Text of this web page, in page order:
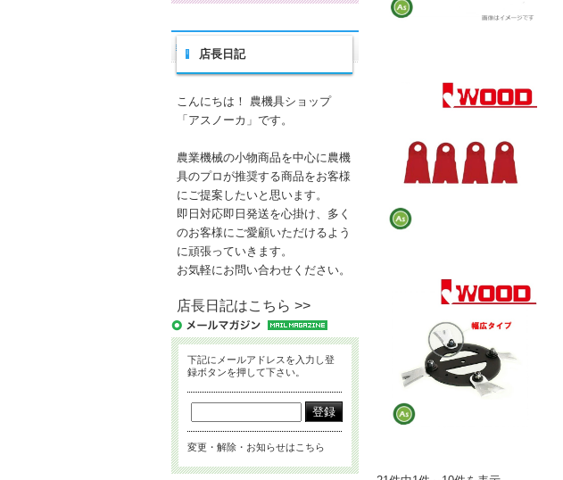
店長日記
こんにちは！ 農機具ショップ
「アスノーカ」です。
農業機械の小物商品を中心に農機
具のプロが推奨する商品をお客様
にご提案したいと思います。
即日対応即日発送を心掛け、多く
のお客様にご愛顧いただけるよう
に頑張っていきます。
お気軽にお問い合わせください。
店長日記はこちら >>
下記にメールアドレスを入力し登
録ボタンを押して下さい。
変更・解除・お知らせはこちら